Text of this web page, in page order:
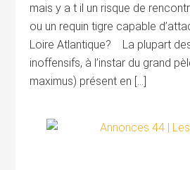
mais y a t il un risque de
ou un requin tigre capable
Loire Atlantique? La plupart
inoffensifs, à l’instar du grand
maximus) présent en […]